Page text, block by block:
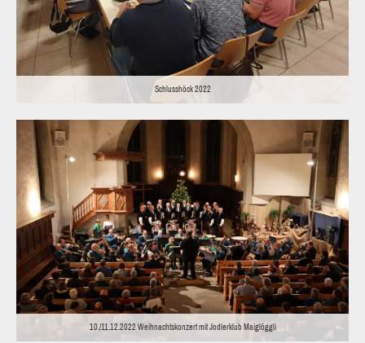
Schlusshöck 2022
10./11.12.2022 Weihnachtskonzert mit Jodlerklub Maiglöggli